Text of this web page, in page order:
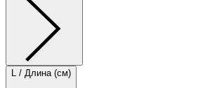
L / Длина (см)